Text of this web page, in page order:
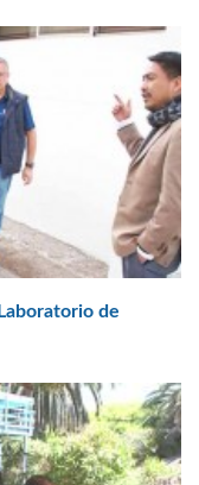
de